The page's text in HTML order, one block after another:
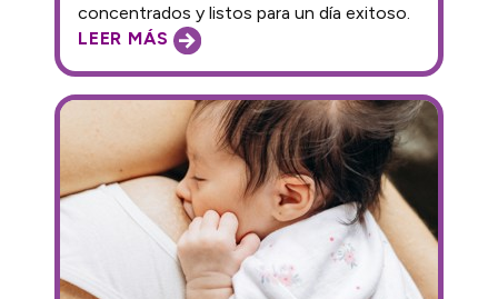
LEER MÁS
concentrados y listos para un día exitoso.